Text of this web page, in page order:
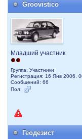
Groovistico
Младший участник
Группа: Участники
Регистрация: 16 Янв 2006,
Сообщений: 66
Пол:
Геодезист